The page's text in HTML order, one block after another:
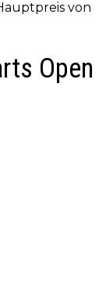
von
Open